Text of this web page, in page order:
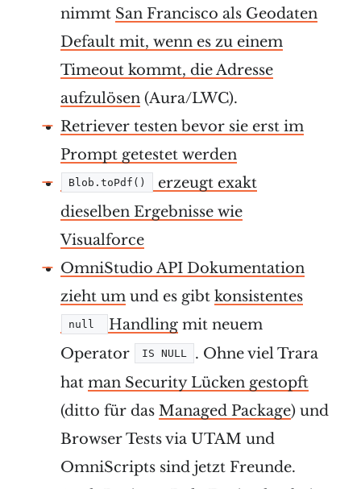
nimmt San Francisco als Geodaten
Default mit, wenn es zu einem
Timeout kommt, die Adresse
aufzulösen (Aura/LWC).
Retriever testen bevor sie erst im
Prompt getestet werden
Blob.toPdf()
erzeugt exakt
dieselben Ergebnisse wie
Visualforce
OmniStudio API Dokumentation
zieht um und es gibt konsistentes
null Handling mit neuem
Operator
IS NULL
. Ohne viel Trara
hat man Security Lücken gestopft
(ditto für das Managed Package) und
Browser Tests via UTAM und
OmniScripts sind jetzt Freunde.